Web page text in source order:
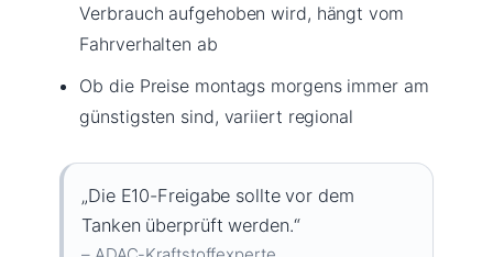
Verbrauch aufgehoben wird, hängt vom
Fahrverhalten ab
Ob die Preise montags morgens immer am
günstigsten sind, variiert regional
„Die E10-Freigabe sollte vor dem
Tanken überprüft werden.“